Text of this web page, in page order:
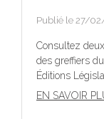
Publié le 27/
Consultez
des greffiers
Éditions
EN SAVOIR